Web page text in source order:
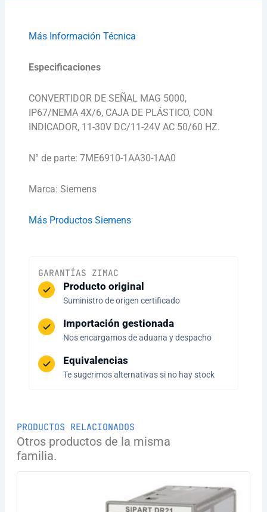
Más Información Técnica
Especificaciones
CONVERTIDOR DE SEÑAL MAG 5000,
IP67/NEMA 4X/6, CAJA DE PLÁSTICO, CON
INDICADOR, 11-30V DC/11-24V AC 50/60 HZ.
N° de parte: 7ME6910-1AA30-1AA0
Marca: Siemens
Más Productos Siemens
GARANTÍAS ZIMAC
Producto original
Suministro de origen certificado
Importación gestionada
Nos encargamos de aduana y despacho
Equivalencias
Te sugerimos alternativas si no hay stock
PRODUCTOS RELACIONADOS
Otros productos de la misma
familia.